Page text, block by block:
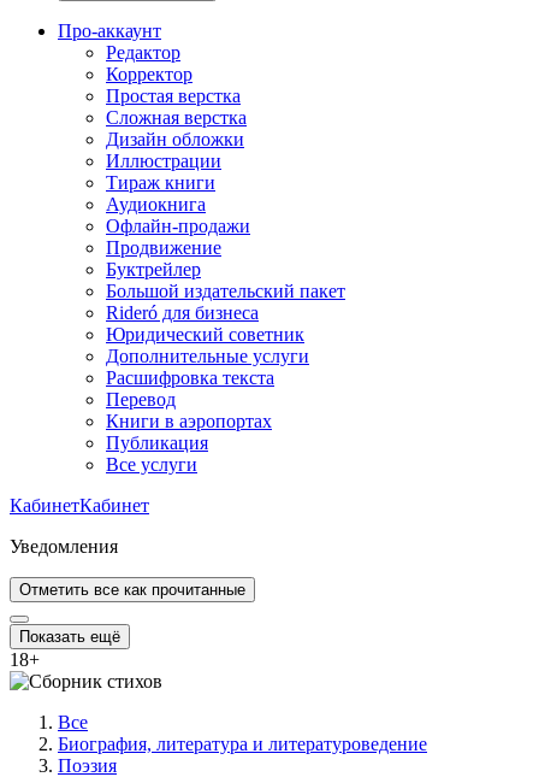
Про-аккаунт
Редактор
Корректор
Простая верстка
Сложная верстка
Дизайн обложки
Иллюстрации
Тираж книги
Аудиокнига
Офлайн-продажи
Продвижение
Буктрейлер
Большой издательский пакет
Rideró для бизнеса
Юридический советник
Дополнительные услуги
Расшифровка текста
Перевод
Книги в аэропортах
Публикация
Все услуги
КабинетКабинет
Уведомления
Отметить все как прочитанные
Показать ещё
18+
Все
Биография, литература и литературоведение
Поэзия